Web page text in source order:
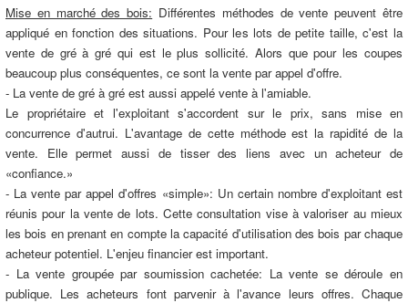
Mise en marché des bois: Différentes méthodes de vente peuvent être
appliqué en fonction des situations. Pour les lots de petite taille, c'est la
vente de gré à gré qui est le plus sollicité. Alors que pour les coupes
beaucoup plus conséquentes, ce sont la vente par appel d'offre.
- La vente de gré à gré est aussi appelé vente à l'amiable.
Le propriétaire et l'exploitant s'accordent sur le prix, sans mise en
concurrence d'autrui. L'avantage de cette méthode est la rapidité de la
vente. Elle permet aussi de tisser des liens avec un acheteur de
«confiance.»
- La vente par appel d'offres «simple»: Un certain nombre d'exploitant est
réunis pour la vente de lots. Cette consultation vise à valoriser au mieux
les bois en prenant en compte la capacité d'utilisation des bois par chaque
acheteur potentiel. L'enjeu financier est important.
- La vente groupée par soumission cachetée: La vente se déroule en
publique. Les acheteurs font parvenir à l'avance leurs offres. Chaque